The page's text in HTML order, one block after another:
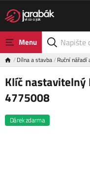
Menu
Dílna a stavba Ruční
Klíč nastavitelný
4775008
Dárek zdarma